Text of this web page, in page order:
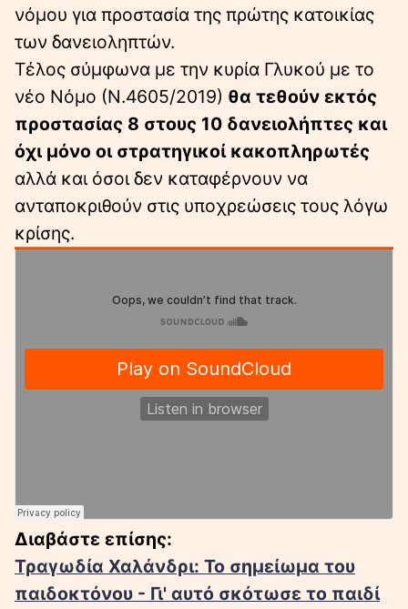
νόμου για προστασία της πρώτης κατοικίας
των δανειοληπτών.
Τέλος σύμφωνα με την κυρία Γλυκού με το
νέο Νόμο (Ν.4605/2019) θα τεθούν εκτός
προστασίας 8 στους 10 δανειολήπτες και
όχι μόνο οι στρατηγικοί κακοπληρωτές
αλλά και όσοι δεν καταφέρνουν να
ανταποκριθούν στις υποχρεώσεις τους λόγω
κρίσης.
Διαβάστε επίσης:
Τραγωδία Χαλάνδρι: Το σημείωμα του
παιδοκτόνου - Γι' αυτό σκότωσε το παιδί